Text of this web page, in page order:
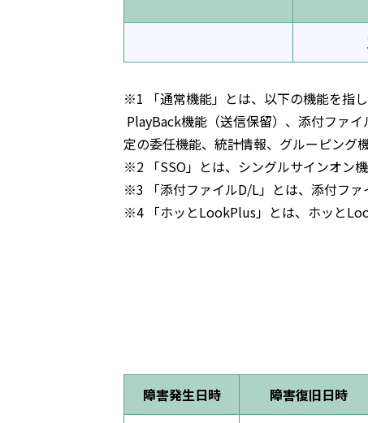
※1 「通常機能」とは、以下の機能を指し
PlayBack機能（送信保留）、添付ファ
定の委任機能、統計情報、グルーピング
※2 「SSO」とは、シングルサインオン機
※3 「添付ファイルD/L」とは、添付ファ
※4 「ホッとLookPlus」とは、ホッと
障害発生日時 障害復旧日時